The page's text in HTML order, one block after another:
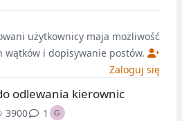
użytkownicy maja możliwość
wątków i dopisywanie postów.
Zaloguj się
odlewania kierownic
3900 1